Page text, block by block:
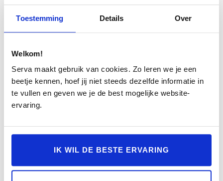
Toestemming Details Over
Welkom!
Serva maakt gebruik van cookies. Zo leren we je een
beetje kennen, hoef jij niet steeds dezelfde informatie in
te vullen en geven we je de best mogelijke website-
ervaring.
IK WIL DE BESTE ERVARING
LEASE
Heeft u liever zelf de controle over zaken
zoals verzekering en onderhoud? Dan is
keuze. Met deze leasevorm geniet u van
de voordelen van zakelijk leasen, terwijl
het maandelijkse tarief lager ligt dan bij
flexibiliteit en kunt u zelf bepalen welke